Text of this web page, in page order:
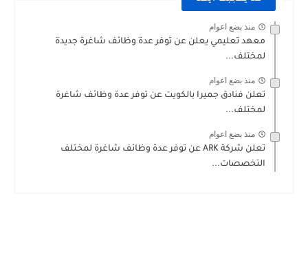
منذ بضع اعوام
معهد تعليمي يعلن عن توفر عدة وظائف شاغرة جديدة
لمختلف...
منذ بضع اعوام
تعلن فنادق جميرا بالكويت عن توفر عدة وظائف شاغرة
لمختلف...
منذ بضع اعوام
تعلن شركة ARK عن توفر عدة وظائف شاغرة لمختلف
التخصصات...